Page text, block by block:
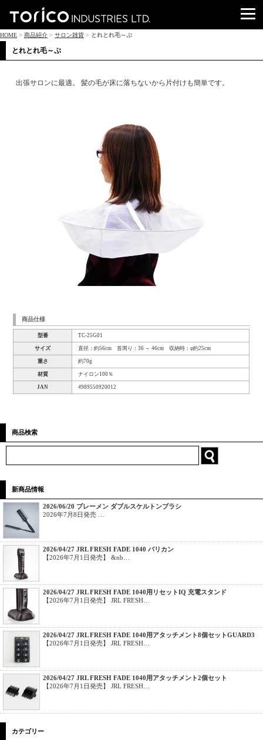
HOME > 商品紹介 > サロン雑貨 > とれとれ毛～ぷ
とれとれ毛～ぷ
出張サロンに最適。 髪の毛が床に落ちないから片付けも簡単です。
商品仕様
型番 TC-25G01
サイズ 直径：約56cm 首周り：36 ～ 46cm 収納時：φ約25cm
重さ 約70g
材質 ナイロン100％
JAN 4989550920012
商品検索
新商品情報
2026/06/20 ブレーメン ダブルスケルトンブラシ
2026年7月8日発売 …
2026/04/27 JRL FRESH FADE 1040 バリカン
【2026年7月1日発売】 &nb…
2026/04/27 JRL FRESH FADE 1040用リセットIQ 充電スタンド
【2026年7月1日発売】 JRL FRESH…
2026/04/27 JRL FRESH FADE 1040用アタッチメント8個セットGUARD3
【2026年7月1日発売】 JRL FRESH…
2026/04/27 JRL FRESH FADE 1040用アタッチメント2個セット
【2026年7月1日発売】 JRL FRESH…
カテゴリー